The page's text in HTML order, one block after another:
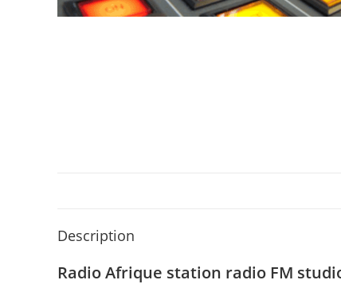
Description
Radio Afrique station radio FM